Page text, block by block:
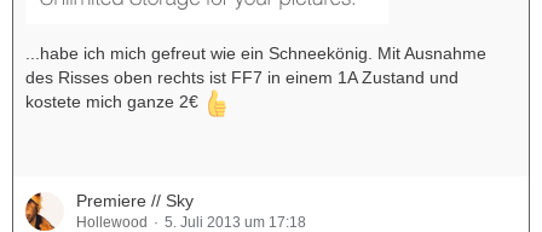
...habe ich mich gefreut wie ein Schneekönig. Mit Ausnahme
des Risses oben rechts ist FF7 in einem 1A Zustand und
kostete mich ganze 2€
Premiere // Sky
Hollewood 5. Juli 2013 um 17:18